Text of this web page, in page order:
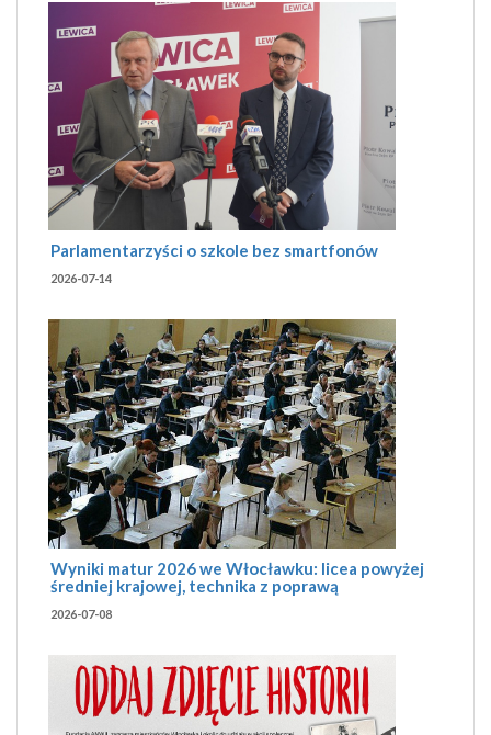
Parlamentarzyści o szkole bez smartfonów
2026-07-14
Wyniki matur 2026 we Włocławku: licea powyżej
średniej krajowej, technika z poprawą
2026-07-08